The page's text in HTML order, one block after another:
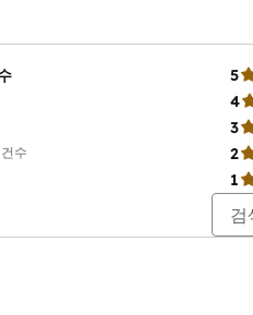
수
5
4
3
2
1